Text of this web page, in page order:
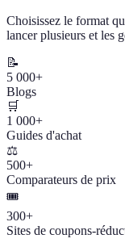
Choisissez le format
lancer plusieurs et les
📝
5 000+
Blogs
🛒
1 000+
Guides d'achat
⚖️
500+
Comparateurs de prix
🎟️
300+
Sites de coupons-